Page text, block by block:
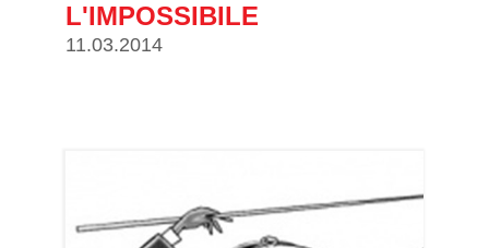
L'IMPOSSIBILE
11.03.2014